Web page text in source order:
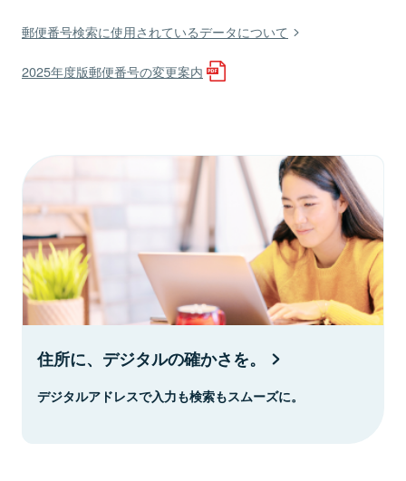
郵便番号検索に使用されているデータについて
2025年度版郵便番号の変更案内
住所に、デジタルの確かさを。
デジタルアドレスで入力も検索もスムーズに。